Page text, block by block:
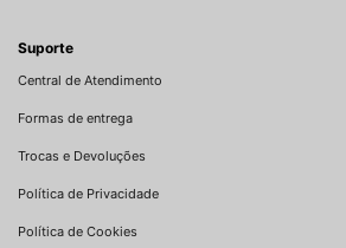
Suporte
Central de Atendimento
Formas de entrega
Trocas e Devoluções
Política de Privacidade
Política de Cookies